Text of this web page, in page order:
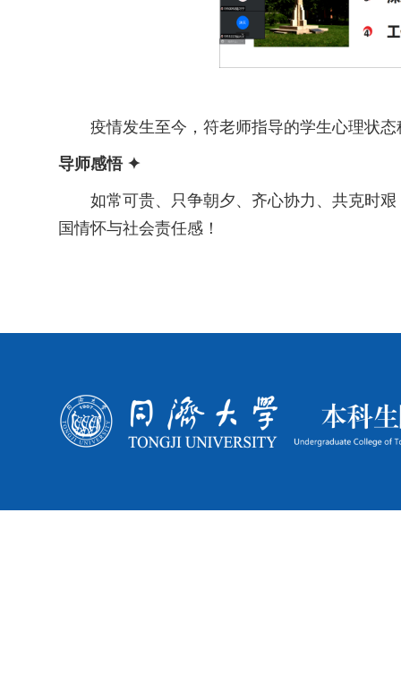
疫情发生至今，符老师指导的学生心理状
导师感悟 ✦
如常可贵、只争朝夕、齐心协力、共克时
国情怀与社会责任感！